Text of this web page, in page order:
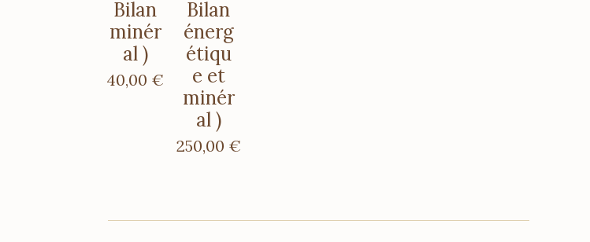
Bilan
minér
al )
40,00 €
Bilan
énerg
étiqu
e et
minér
al )
250,00 €